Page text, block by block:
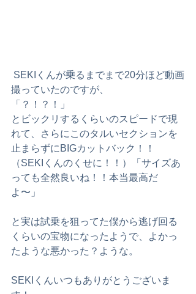
SEKIくんが乗るまでまで20分ほど動画
撮っていたのですが、
「？！？！」
とビックリするくらいのスピードで現
れて、さらにこのタルいセクションを
止まらずにBIGカットバック！！
（SEKIくんのくせに！！）「サイズあ
っても全然良いね！！本当最高だ
よ〜」
と実は試乗を狙ってた僕から逃げ回る
くらいの宝物になったようで、よかっ
たような悪かった？ような。
SEKIくんいつもありがとうございま